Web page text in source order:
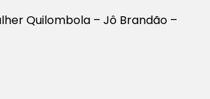
Quilombola – Jô Brandão –